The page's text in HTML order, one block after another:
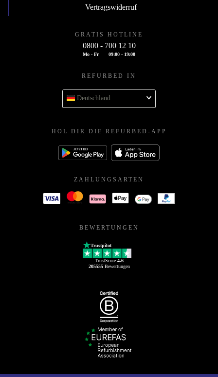
Vertragswiderruf
GRATIS HOTLINE
0800 - 700 12 10
Mo - Fr 09:00 - 19:00
REFURBED IN
Deutschland
HOL DIR DIE REFURBED-APP
ZAHLUNGSARTEN
BEWERTUNGEN
Trustpilot
TrustScore 4.6
205555Bewertungen